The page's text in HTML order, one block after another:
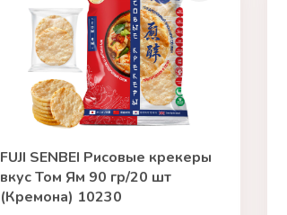
FUJI SENBEI Рисовые крекеры
вкус Том Ям 90 гр/20 шт
(Кремона) 10230